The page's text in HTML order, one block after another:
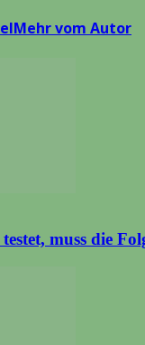
Mehr vom Autor
muss die